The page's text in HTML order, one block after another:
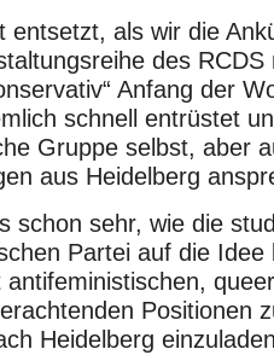
entsetzt, als wir die
des RCDS
Anfang der
schnell entrüstet
Gruppe selbst, aber
aus Heidelberg
schon sehr, wie die
Partei auf die Idee
Positionen
Heidelberg